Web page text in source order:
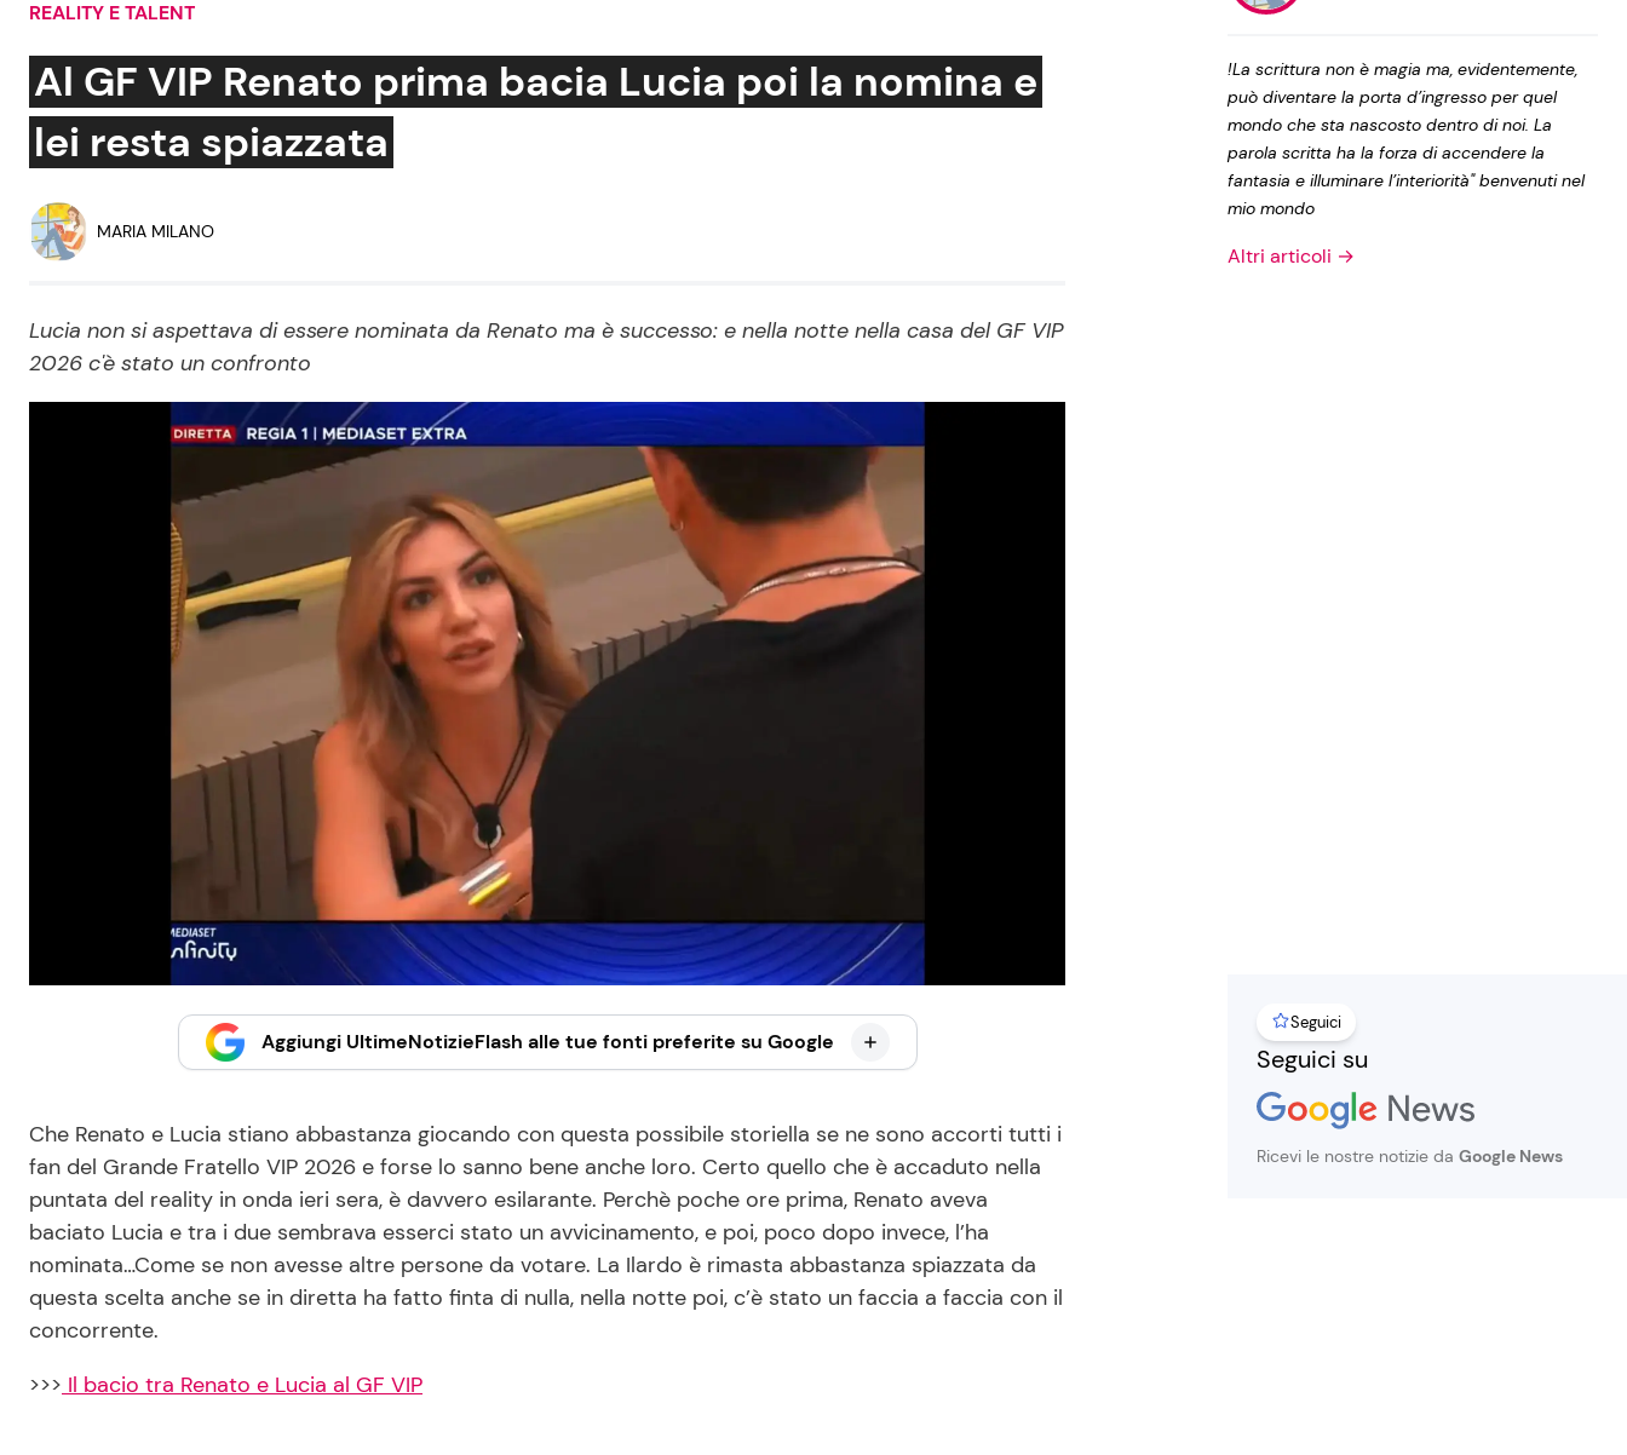
Social News
News dal mondo
Benessere
Salute
Viaggi e Turismo
Festività
Ricette Facili e Veloci
Ricette Feste
Ricette per Bambini
Privacy Policy
REALITY E TALENT
Al GF VIP Renato prima bacia Lucia poi la nomina e
lei resta spiazzata
MARIA MILANO
Lucia non si aspettava di essere nominata da Renato ma è successo: e nella notte nella casa del GF VIP
2026 c'è stato un confronto
Aggiungi UltimeNotizieFlash alle tue fonti preferite su Google
Che Renato e Lucia stiano abbastanza giocando con questa possibile storiella se ne sono accorti tutti i
fan del Grande Fratello VIP 2026 e forse lo sanno bene anche loro. Certo quello che è accaduto nella
puntata del reality in onda ieri sera, è davvero esilarante. Perchè poche ore prima, Renato aveva
baciato Lucia e tra i due sembrava esserci stato un avvicinamento, e poi, poco dopo invece, l’ha
nominata…Come se non avesse altre persone da votare. La Ilardo è rimasta abbastanza spiazzata da
questa scelta anche se in diretta ha fatto finta di nulla, nella notte poi, c’è stato un faccia a faccia con il
concorrente.
>>> Il bacio tra Renato e Lucia al GF VIP
!La scrittura non è magia ma, evidentemente,
può diventare la porta d’ingresso per quel
mondo che sta nascosto dentro di noi. La
parola scritta ha la forza di accendere la
fantasia e illuminare l’interiorità" benvenuti nel
mio mondo
Altri articoli →
Seguici
Seguici su
Ricevi le nostre notizie da Google News